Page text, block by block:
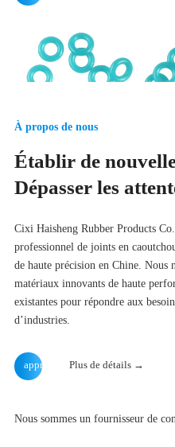
À propos de nous
Établir de
Dépasser les
Cixi Haisheng Rubber Products
professionnel de joints en
de haute précision en Chine. Nous
matériaux innovants de haute
existantes pour répondre aux
d’industries.
apprendre Plus de détails →
Nous sommes un fournisseur de